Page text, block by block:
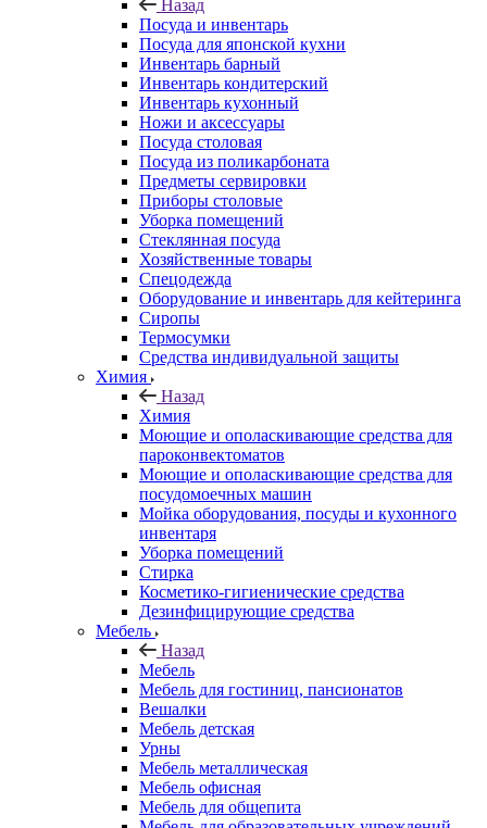
Назад
Посуда и инвентарь
Посуда для японской кухни
Инвентарь барный
Инвентарь кондитерский
Инвентарь кухонный
Ножи и аксессуары
Посуда столовая
Посуда из поликарбоната
Предметы сервировки
Приборы столовые
Уборка помещений
Стеклянная посуда
Хозяйственные товары
Спецодежда
Оборудование и инвентарь для кейтеринга
Сиропы
Термосумки
Средства индивидуальной защиты
Химия
Назад
Химия
Моющие и ополаскивающие средства для
пароконвектоматов
Моющие и ополаскивающие средства для
посудомоечных машин
Мойка оборудования, посуды и кухонного
инвентаря
Уборка помещений
Стирка
Косметико-гигиенические средства
Дезинфицирующие средства
Мебель
Назад
Мебель
Мебель для гостиниц, пансионатов
Вешалки
Мебель детская
Урны
Мебель металлическая
Мебель офисная
Мебель для общепита